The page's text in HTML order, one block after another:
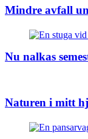
Mindre avfall
Nu nalkas
Naturen i mitt